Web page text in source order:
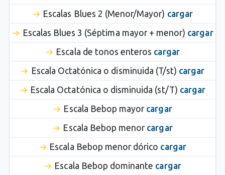
Escalas Blues 2 (Menor/Mayor) cargar
Escalas Blues 3 (Séptima mayor + menor) cargar
Escala de tonos enteros cargar
Escala Octatónica o disminuida (T/st) cargar
Escala Octatónica o disminuida (st/T) cargar
Escala Bebop mayor cargar
Escala Bebop menor cargar
Escala Bebop menor dórico cargar
Escala Bebop dominante cargar